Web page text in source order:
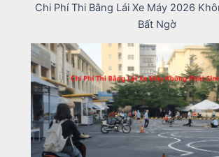
Chi Phí Thi Bằng Lái Xe Máy 2026
Bất Ngờ